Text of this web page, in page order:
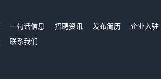
一句话信息 招聘资讯 发布简历 企业入驻
联系我们